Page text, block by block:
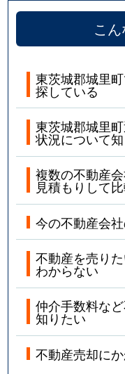
こ
東茨城郡城里
探している
東茨城郡城里
状況について
複数の不動産
見積もりして
今の不動産会
不動産を売り
わからない
仲介手数料な
知りたい
不動産売却に